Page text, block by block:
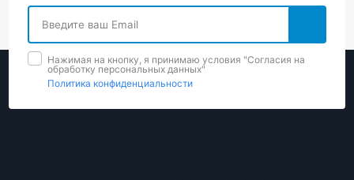
Нажимая на кнопку, я принимаю условия "Cогласия на
обработку персональных данных"
Политика конфиденциальности